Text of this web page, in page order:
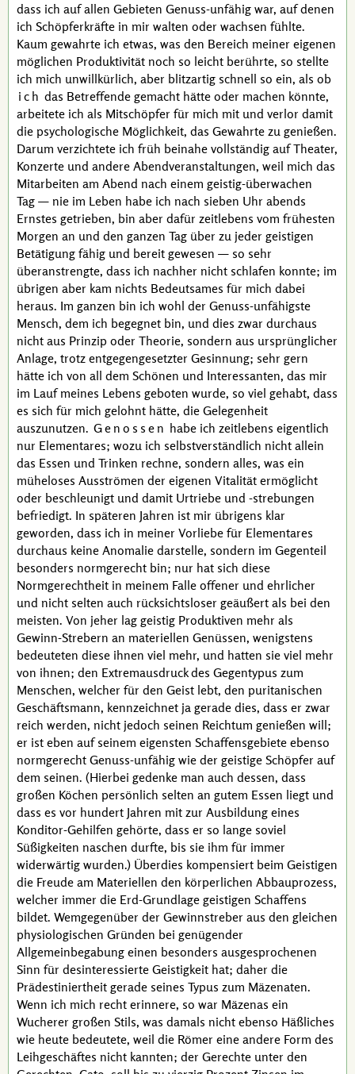
dass ich auf allen Gebieten Genuss-unfähig war, auf denen
ich Schöpferkräfte in mir walten oder wachsen fühlte.
Kaum gewahrte ich etwas, was den Bereich meiner eigenen
möglichen Produktivität noch so leicht berührte, so stellte
ich mich unwillkürlich, aber blitzartig schnell so ein, als ob
ich das Betreffende gemacht hätte oder machen könnte,
arbeitete ich als Mitschöpfer für mich mit und verlor damit
die psychologische Möglichkeit, das Gewahrte zu genießen.
Darum verzichtete ich früh beinahe vollständig auf Theater,
Konzerte und andere Abendveranstaltungen, weil mich das
Mitarbeiten am Abend nach einem geistig-überwachen
Tag — nie im Leben habe ich nach sieben Uhr abends
Ernstes getrieben, bin aber dafür zeitlebens vom frühesten
Morgen an und den ganzen Tag über zu jeder geistigen
Betätigung fähig und bereit gewesen — so sehr
überanstrengte, dass ich nachher nicht schlafen konnte; im
übrigen aber kam nichts Bedeutsames für mich dabei
heraus. Im ganzen bin ich wohl der Genuss-unfähigste
Mensch, dem ich begegnet bin, und dies zwar durchaus
nicht aus Prinzip oder Theorie, sondern aus ursprünglicher
Anlage, trotz entgegengesetzter Gesinnung; sehr gern
hätte ich von all dem Schönen und Interessanten, das mir
im Lauf meines Lebens geboten wurde, so viel gehabt, dass
es sich für mich gelohnt hätte, die Gelegenheit
auszunutzen. Genossen habe ich zeitlebens eigentlich
nur Elementares; wozu ich selbstverständlich nicht allein
das Essen und Trinken rechne, sondern alles, was ein
müheloses Ausströmen der eigenen Vitalität ermöglicht
oder beschleunigt und damit Urtriebe und -strebungen
befriedigt. In späteren Jahren ist mir übrigens klar
geworden, dass ich in meiner Vorliebe für Elementares
durchaus keine Anomalie darstelle, sondern im Gegenteil
besonders normgerecht bin; nur hat sich diese
Normgerechtheit in meinem Falle offener und ehrlicher
und nicht selten auch rücksichtsloser geäußert als bei den
meisten. Von jeher lag geistig Produktiven mehr als
Gewinn-Strebern an materiellen Genüssen, wenigstens
bedeuteten diese ihnen viel mehr, und hatten sie viel mehr
von ihnen; den Extremausdruck des Gegentypus zum
Menschen, welcher für den Geist lebt, den puritanischen
Geschäftsmann, kennzeichnet ja gerade dies, dass er zwar
reich werden, nicht jedoch seinen Reichtum genießen will;
er ist eben auf seinem eigensten Schaffensgebiete ebenso
normgerecht Genuss-unfähig wie der geistige Schöpfer auf
dem seinen. (Hierbei gedenke man auch dessen, dass
großen Köchen persönlich selten an gutem Essen liegt und
dass es vor hundert Jahren mit zur Ausbildung eines
Konditor-Gehilfen gehörte, dass er so lange soviel
Süßigkeiten naschen durfte, bis sie ihm für immer
widerwärtig wurden.) Überdies kompensiert beim Geistigen
die Freude am Materiellen den körperlichen Abbauprozess,
welcher immer die Erd-Grundlage geistigen Schaffens
bildet. Wemgegenüber der Gewinnstreber aus den gleichen
physiologischen Gründen bei genügender
Allgemeinbegabung einen besonders ausgesprochenen
Sinn für desinteressierte Geistigkeit hat; daher die
Prädestiniertheit gerade seines Typus zum Mäzenaten.
Wenn ich mich recht erinnere, so war Mäzenas ein
Wucherer großen Stils, was damals nicht ebenso Häßliches
wie heute bedeutete, weil die Römer eine andere Form des
Leihgeschäftes nicht kannten; der Gerechte unter den